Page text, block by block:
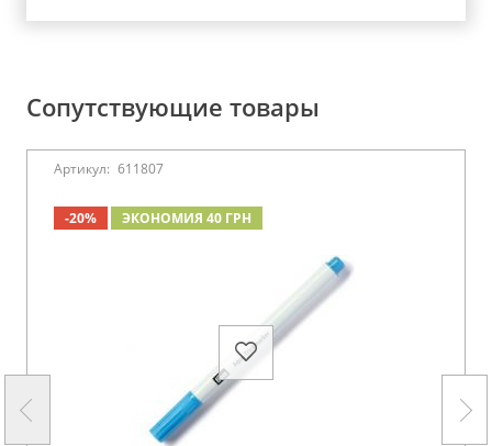
Сопутствующие товары
Артикул: 611807
-20% ЭКОНОМИЯ 40 ГРН